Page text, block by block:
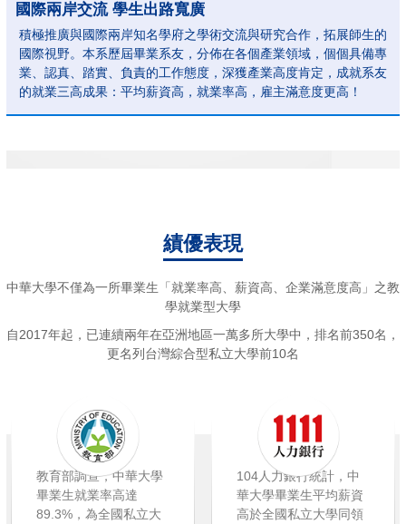
國際兩岸交流 學生出路寬廣
積極推廣與國際兩岸知名學府之學術交流與研究合作，拓展師生的
國際視野。本系歷屆畢業系友，分佈在各個產業領域，個個具備專
業、認真、踏實、負責的工作態度，深獲產業高度肯定，成就系友
的就業三高成果：平均薪資高，就業率高，雇主滿意度更高！
績優表現
中華大學不僅為一所畢業生「就業率高、薪資高、企業滿意度高」之教
學就業型大學
自2017年起，已連續兩年在亞洲地區一萬多所大學中，排名前350名，
更名列台灣綜合型私立大學前10名
就業率高
教育部調查，中華大學
畢業生就業率高達
89.3%，為全國私立大
薪資高
104人力銀行統計，中
華大學畢業生平均薪資
高於全國私立大學同領